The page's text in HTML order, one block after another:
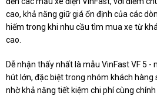
cao, khả năng giữ giá ổn định của các
hiếm trong khi nhu cầu tìm mua xe từ
cao
Dễ nhận thấy nhất là mẫu VinFast VF 5 -
hút lớn, đặc biệt trong nhóm khách hàng
nhờ khả năng tiết kiệm chi phí cùng